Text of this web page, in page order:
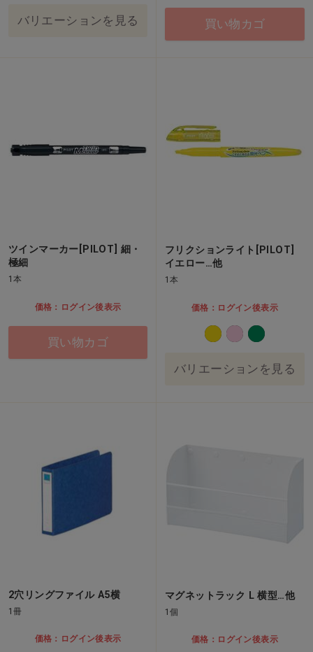
バリエーションを見る 買い物カゴ
ツインマーカー[PILOT] 細・
極細
1本
価格：ログイン後表示
買い物カゴ
フリクションライト[PILOT]
イエロー…他
1本
価格：ログイン後表示
バリエーションを見る
2穴リングファイル A5横
1冊
価格：ログイン後表示
マグネットラック L 横型…他
1個
価格：ログイン後表示